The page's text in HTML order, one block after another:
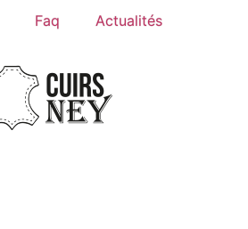
Faq Actualités